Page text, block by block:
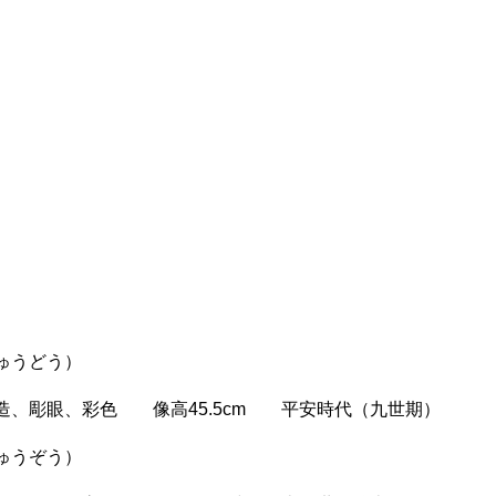
うどう）
眼、彩色 像高45.5cm 平安時代（九世期）
ぞう）